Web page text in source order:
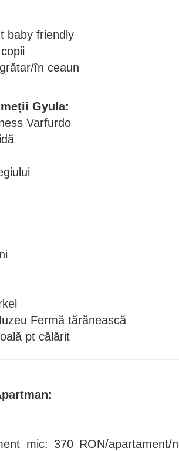
baby friendly
în ceaun
Gyula:
Varfurdo
Fermă tărănească
pt călărit
mic: 370 RON/apartament/